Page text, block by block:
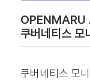
OPENMARU
쿠버네티스 모
쿠버네티스 모